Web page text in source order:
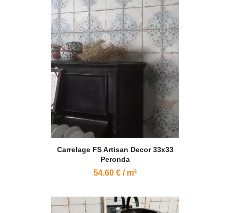
Carrelage FS Artisan Decor 33x33
Peronda
54.60 € / m²